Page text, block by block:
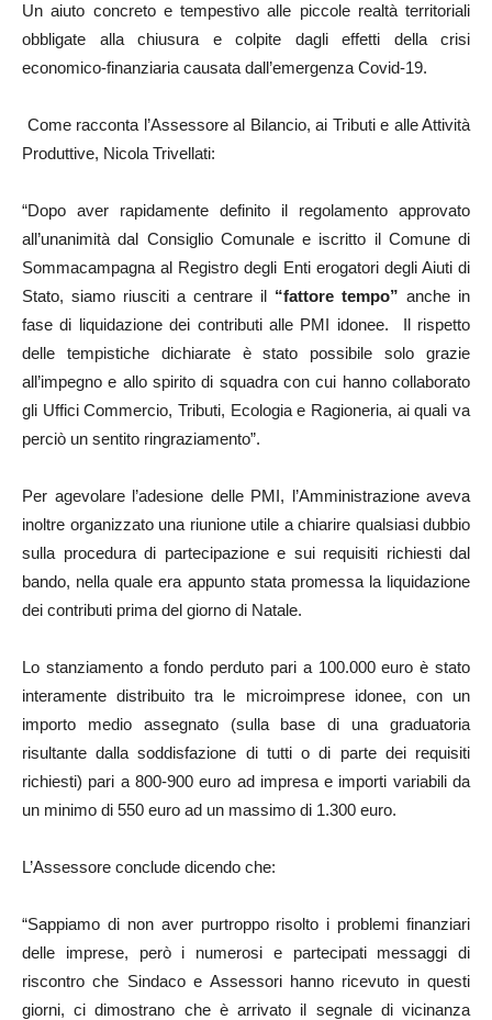
Un aiuto concreto e tempestivo alle piccole realtà territoriali
obbligate alla chiusura e colpite dagli effetti della crisi
economico-finanziaria causata dall’emergenza Covid-19.
Come racconta l’Assessore al Bilancio, ai Tributi e alle Attività
Produttive, Nicola Trivellati:
“Dopo aver rapidamente definito il regolamento approvato
all’unanimità dal Consiglio Comunale e iscritto il Comune di
Sommacampagna al Registro degli Enti erogatori degli Aiuti di
Stato, siamo riusciti a centrare il “fattore tempo” anche in
fase di liquidazione dei contributi alle PMI idonee. Il rispetto
delle tempistiche dichiarate è stato possibile solo grazie
all’impegno e allo spirito di squadra con cui hanno collaborato
gli Uffici Commercio, Tributi, Ecologia e Ragioneria, ai quali va
perciò un sentito ringraziamento”.
Per agevolare l’adesione delle PMI, l’Amministrazione aveva
inoltre organizzato una riunione utile a chiarire qualsiasi dubbio
sulla procedura di partecipazione e sui requisiti richiesti dal
bando, nella quale era appunto stata promessa la liquidazione
dei contributi prima del giorno di Natale.
Lo stanziamento a fondo perduto pari a 100.000 euro è stato
interamente distribuito tra le microimprese idonee, con un
importo medio assegnato (sulla base di una graduatoria
risultante dalla soddisfazione di tutti o di parte dei requisiti
richiesti) pari a 800-900 euro ad impresa e importi variabili da
un minimo di 550 euro ad un massimo di 1.300 euro.
L’Assessore conclude dicendo che:
“Sappiamo di non aver purtroppo risolto i problemi finanziari
delle imprese, però i numerosi e partecipati messaggi di
riscontro che Sindaco e Assessori hanno ricevuto in questi
giorni, ci dimostrano che è arrivato il segnale di vicinanza